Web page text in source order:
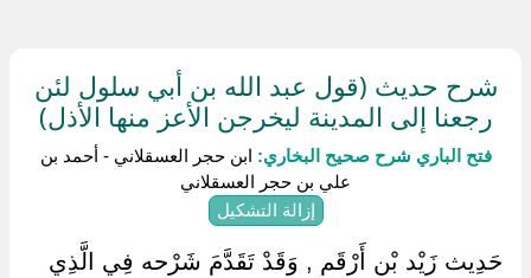
شرح حديث (قول عبد الله بن أبي سلول لئن
رجعنا إلى المدينة ليخرجن الأعز منها الأذل)
فتح الباري شرح صحيح البخاري: ابن حجر العسقلاني - أحمد بن
علي بن حجر العسقلاني
إزالة التشكيل
حَدِيث زَيْد بْن أَرْقَم , وَقَدْ تَقَدَّمَ شَرْحه فِي الَّذِي